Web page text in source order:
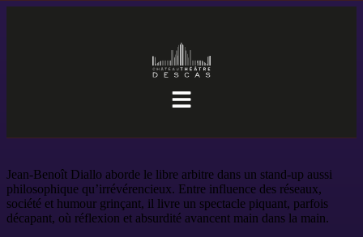
Jean-Benoît Diallo aborde le libre arbitre dans un stand-up aussi
philosophique qu’irrévérencieux. Entre influence des réseaux,
société et humour grinçant, il livre un spectacle piquant, parfois
décapant, où réflexion et absurdité avancent main dans la main.